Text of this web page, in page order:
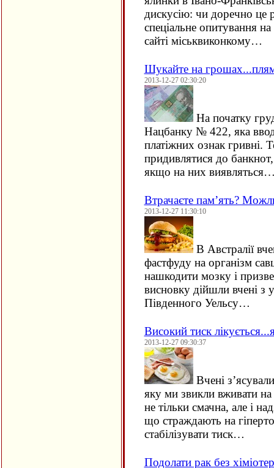
дискусію: чи доречно це
спеціальне опитування
сайті міськвиконкому…
Шукайте на
2013-12-27 02:30:20
На початку
Нацбанку № 422, яка
платіжних ознак гривні.
придивлятися до
якщо на них
Втрачаєте пам’ять?
2013-12-27 11:30:10
В Австралії
фастфуду на організм
нашкодити мозку і
висновку дійшли вчені з
Південного Уельсу…
Високий тиск
2013-12-27 09:30:37
Вчені
яку ми звикли вживати
не тільки смачна, але і
що страждають на
стабілізувати тиск…
Подолати рак без